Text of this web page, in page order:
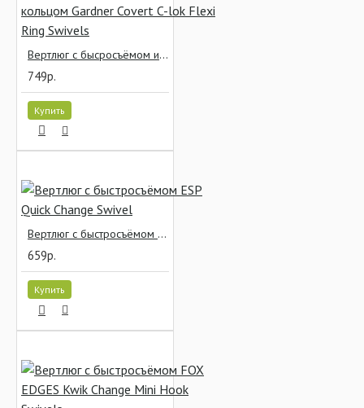
Вертлюг с бысросъёмом и кольцом Gardner Covert C-lok Flexi Ring Swivels
749р.
Купить
Вертлюг с быстросъёмом ESP Quick Change Swivel
659р.
Купить